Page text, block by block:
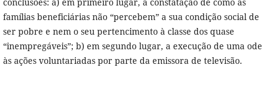
famílias beneficiárias não “percebem” a sua condição social de
ser pobre e nem o seu pertencimento à classe dos quase
“inempregáveis”; b) em segundo lugar, a execução de uma ode
às ações voluntariadas por parte da emissora de televisão.